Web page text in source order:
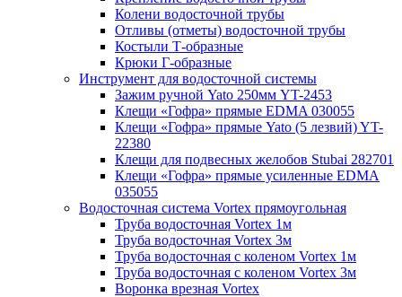
Колени водосточной трубы
Отливы (отметы) водосточной трубы
Костыли Т-образные
Крюки Г-образные
Инструмент для водосточной системы
Зажим ручной Yato 250мм YT-2453
Клещи «Гофра» прямые EDMA 030055
Клещи «Гофра» прямые Yato (5 лезвий) YT-
22380
Клещи для подвесных желобов Stubai 282701
Клещи «Гофра» прямые усиленные EDMA
035055
Водосточная система Vortex прямоугольная
Труба водосточная Vortex 1м
Труба водосточная Vortex 3м
Труба водосточная с коленом Vortex 1м
Труба водосточная с коленом Vortex 3м
Воронка врезная Vortex